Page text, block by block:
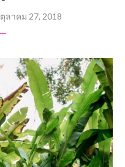
ตุลาคม 27, 2018